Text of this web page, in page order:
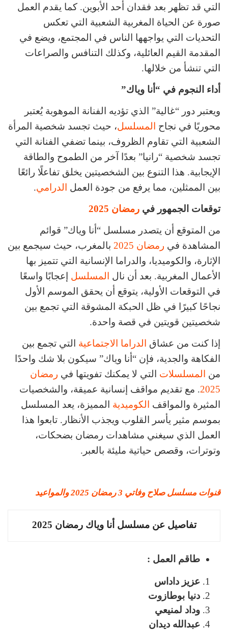
التي قد تظهر بعد فقدان أحد الأبوين. كما يقدم العمل
صورة عن الحياة المغربية الشعبية التي تعكس
التحديات التي يواجهها الناس في المجتمع، ويضع في
المقدمة القيم العائلية، وكذلك التنافس والصراعات
التي تنشأ من خلالها.
أداء النجوم في “أنا وياك”
ويعتبر دور “غالية” الذي تؤديه الفنانة الموهوبة يُعتبر
محوريًا في نجاح المسلسل، حيث تجسد شخصية المرأة
الشعبية التي تقاوم الظروف، بينما تضفي الفنانة التي
تجسد شخصية “رانيا” بعدًا آخر من الطموح والطاقة
الإيجابية. هذا التنوع بين الشخصيتين يخلق تفاعلًا رائعًا
بين الممثلين، مما يرفع من جودة العمل الدرامي.
توقعات الجمهور في رمضان 2025
من المتوقع أن يتصدر مسلسل “أنا وياك” قوائم
المشاهدة في رمضان 2025
بالمغرب، حيث سيجمع بين
الإثارة، والكوميديا، والدراما الإنسانية التي تتميز بها
الأعمال المغربية. بعد أن نال المسلسل إعجابًا واسعًا
في التوقعات الأولية، يتوقع أن يحقق الموسم الأول
نجاحًا كبيرًا في ظل الحبكة المشوقة التي تجمع بين
شخصيتين قويتين في قصة واحدة.
إذا كنت من عشاق الدراما الاجتماعية التي تجمع بين
الفكاهة والجدية، فإن “أنا وياك” سيكون بلا شك واحدًا
من المسلسلات التي لا يمكنك تفويتها في رمضان
2025. مع تقديم مواقف إنسانية عميقة، والشخصيات
المثيرة والمواقف الكوميدية المميزة، يعد المسلسل
بموسم مثير يأسر القلوب ويجذب الأنظار. تابعوا هذا
العمل الذي سيغني مشاهدات رمضان بضحكات،
وتوترات، وقصص حياتية مليئة بالعبر.
قنوات مسلسل صلاح وفاتي 3 رمضان 2025 والمواعيد
تفاصيل عن مسلسل أنا وياك رمضان 2025
طاقم العمل :
عزيز داداس
دنيا بوطازوت
وداد لمنيعي
عبدالله ديدان